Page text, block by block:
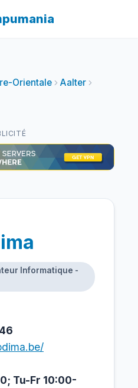
Orientale
Aalter
Informatique -
Tu-Fr 10:00-